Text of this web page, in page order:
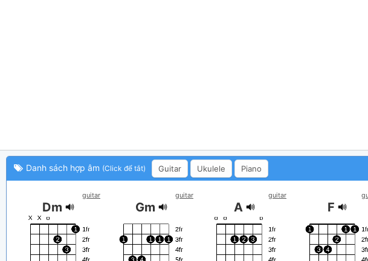
Danh sách hợp âm (Click để tắt) Guitar Ukulele Piano
guitar
Dm
guitar
Gm
guitar
A F